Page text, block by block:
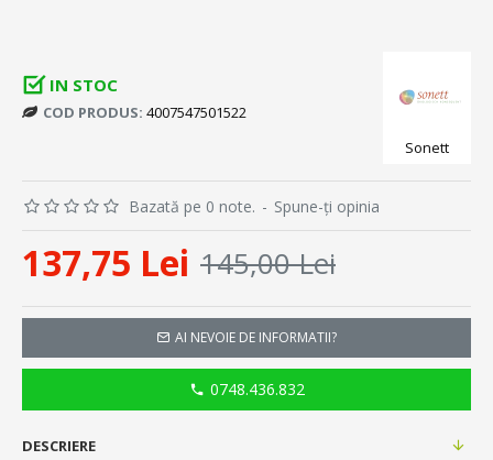
IN STOC
COD PRODUS: 4007547501522
Sonett
Bazată pe 0 note. - Spune-ţi opinia
137,75 Lei 145,00 Lei
AI NEVOIE DE INFORMATII?
0748.436.832
DESCRIERE